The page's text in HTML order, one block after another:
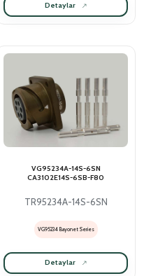
Detaylar
VG95234A-14S-6SN
CA3102E14S-6SB-F80
TR95234A-14S-6SN
VG95234 Bayonet Series
Detaylar